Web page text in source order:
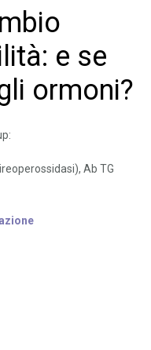
e se
ormoni?
Ab TG